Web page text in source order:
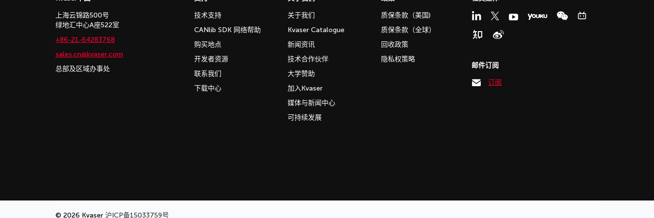
上海云锦路500号
绿地汇中心A座522室
+86-21-64283768
sales.cn@kvaser.com
总部及区域办事处
技术支持
CANlib SDK 网络帮助
购买地点
开发者资源
联系我们
下载中心
关于我们
Kvaser Catalogue
新闻资讯
技术合作伙伴
大学赞助
加入Kvaser
媒体与新闻中心
可持续发展
质保条款（美国)
质保条款（全球）
回收政策
隐私权策略
邮件订阅
订阅
© 2026 Kvaser 沪ICP备15033759号